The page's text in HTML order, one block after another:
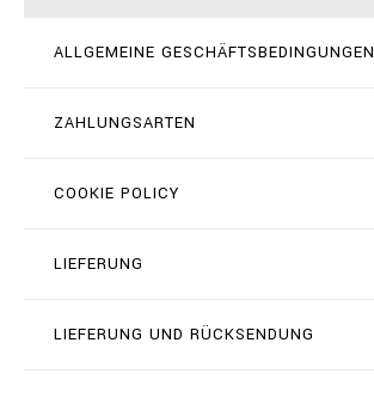
ALLGEMEINE GESCHÄFTSBEDINGUNGEN
ZAHLUNGSARTEN
COOKIE POLICY
LIEFERUNG
LIEFERUNG UND RÜCKSENDUNG